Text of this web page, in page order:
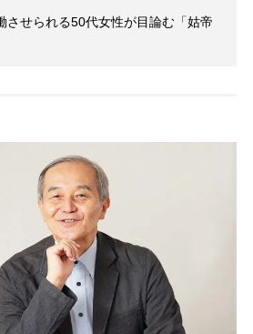
させられる50代女性が目論む「姑帝